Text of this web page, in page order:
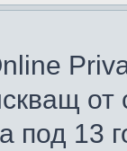
от
под 13